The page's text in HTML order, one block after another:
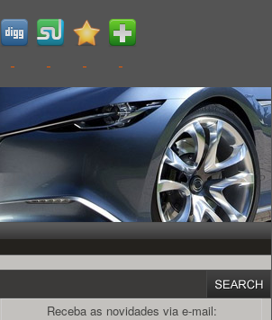
Receba as novidades via e-mail: